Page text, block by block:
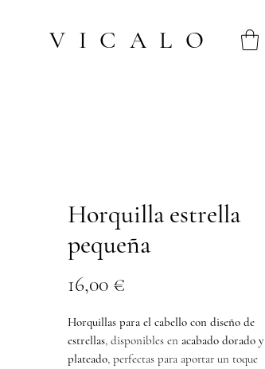
VICALO
Horquilla estrella
pequeña
16,00 €
Horquillas para el cabello con diseño de
estrellas, disponibles en acabado dorado y
plateado, perfectas para aportar un toque